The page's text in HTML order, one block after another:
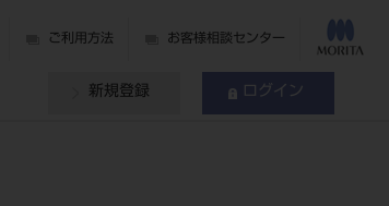
ご利用方法 お客様相談センター
新規登録 ログイン